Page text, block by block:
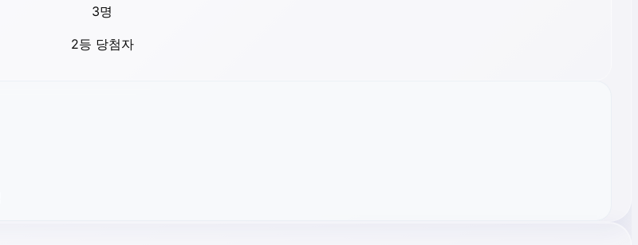
3명
2등 당첨자